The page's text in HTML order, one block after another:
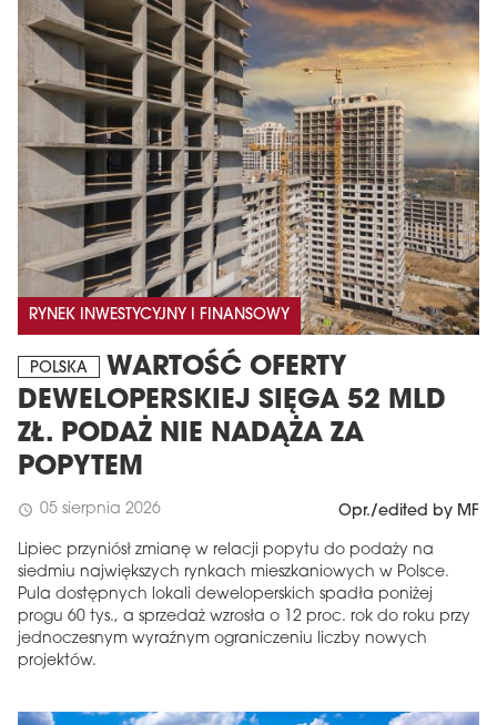
RYNEK INWESTYCYJNY I FINANSOWY
POLSKA
WARTOŚĆ OFERTY
DEWELOPERSKIEJ SIĘGA 52 MLD
ZŁ. PODAŻ NIE NADĄŻA ZA
POPYTEM
schedule 05 sierpnia 2026 Opr./edited by MF
Lipiec przyniósł zmianę w relacji popytu do podaży na
siedmiu największych rynkach mieszkaniowych w Polsce.
Pula dostępnych lokali deweloperskich spadła poniżej
progu 60 tys., a sprzedaż wzrosła o 12 proc. rok do roku przy
jednoczesnym wyraźnym ograniczeniu liczby nowych
projektów.
MAGAZYN
Wydanie 6 (308)
Więcej w tym wydaniu arrow_forward
Zamów teraz!